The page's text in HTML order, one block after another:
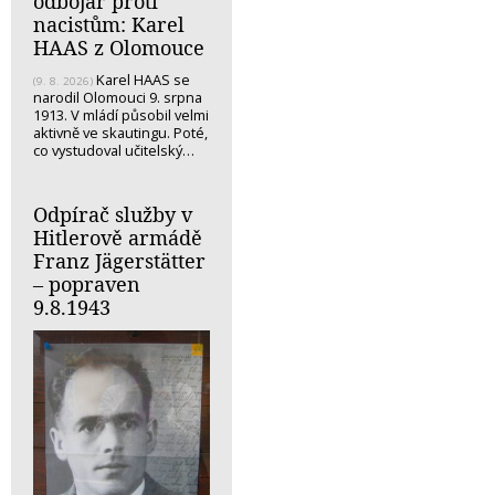
nacistům: Karel
HAAS z Olomouce
(9. 8. 2026) Karel HAAS se
narodil Olomouci 9. srpna
1913. V mládí působil velmi
aktivně ve skautingu. Poté,
co vystudoval učitelský…
Odpírač služby v
Hitlerově armádě
Franz Jägerstätter
– popraven
9.8.1943